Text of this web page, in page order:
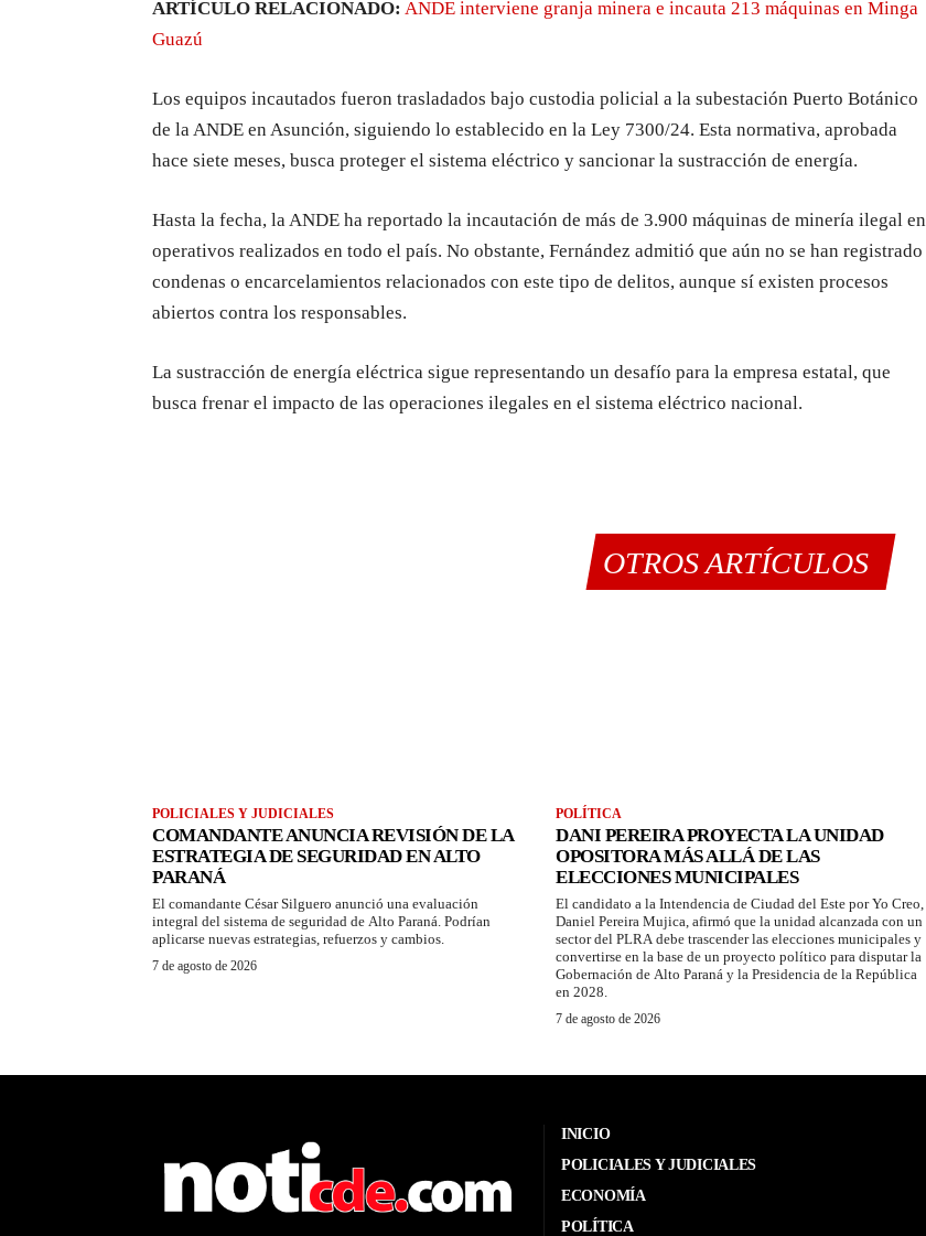
ARTÍCULO RELACIONADO: ANDE interviene granja minera e incauta 213 máquinas en Minga
Guazú
Los equipos incautados fueron trasladados bajo custodia policial a la subestación Puerto Botánico
de la ANDE en Asunción, siguiendo lo establecido en la Ley 7300/24. Esta normativa, aprobada
hace siete meses, busca proteger el sistema eléctrico y sancionar la sustracción de energía.
Hasta la fecha, la ANDE ha reportado la incautación de más de 3.900 máquinas de minería ilegal en
operativos realizados en todo el país. No obstante, Fernández admitió que aún no se han registrado
condenas o encarcelamientos relacionados con este tipo de delitos, aunque sí existen procesos
abiertos contra los responsables.
La sustracción de energía eléctrica sigue representando un desafío para la empresa estatal, que
busca frenar el impacto de las operaciones ilegales en el sistema eléctrico nacional.
OTROS ARTÍCULOS
POLICIALES Y JUDICIALES
COMANDANTE ANUNCIA REVISIÓN DE LA
ESTRATEGIA DE SEGURIDAD EN ALTO
PARANÁ
El comandante César Silguero anunció una evaluación
integral del sistema de seguridad de Alto Paraná. Podrían
aplicarse nuevas estrategias, refuerzos y cambios.
7 de agosto de 2026
POLÍTICA
DANI PEREIRA PROYECTA LA UNIDAD
OPOSITORA MÁS ALLÁ DE LAS
ELECCIONES MUNICIPALES
El candidato a la Intendencia de Ciudad del Este por Yo Creo,
Daniel Pereira Mujica, afirmó que la unidad alcanzada con un
sector del PLRA debe trascender las elecciones municipales y
convertirse en la base de un proyecto político para disputar la
Gobernación de Alto Paraná y la Presidencia de la República
en 2028.
7 de agosto de 2026
INICIO
POLICIALES Y JUDICIALES
ECONOMÍA
POLÍTICA